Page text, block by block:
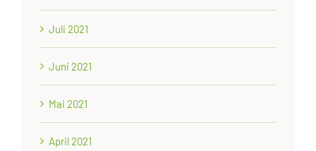
Juli 2021
Juni 2021
Mai 2021
April 2021